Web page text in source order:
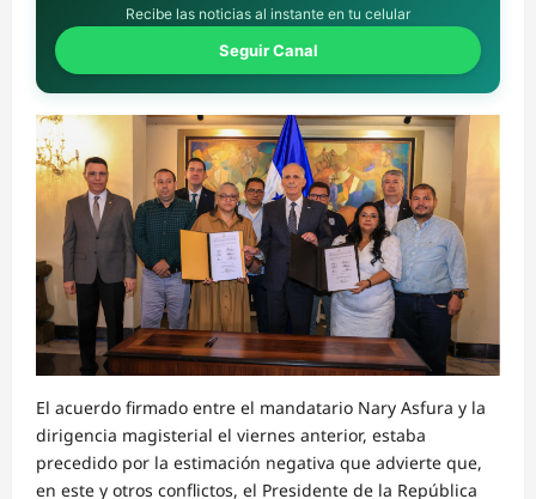
Recibe las noticias al instante en tu celular
Seguir Canal
El acuerdo firmado entre el mandatario Nary Asfura y la
dirigencia magisterial el viernes anterior, estaba
precedido por la estimación negativa que advierte que,
en este y otros conflictos, el Presidente de la República